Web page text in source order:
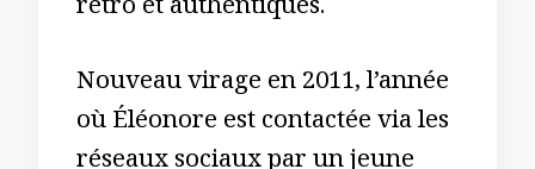
rétro et authentiques.
Nouveau virage en 2011, l’année
où Éléonore est contactée via les